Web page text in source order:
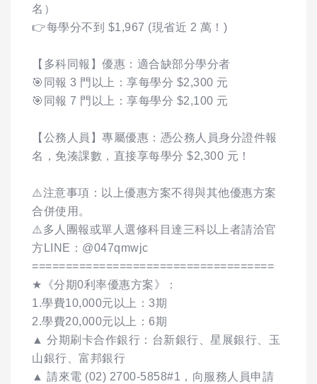
名）
👉每學分不到 $1,967 (現省近 2 萬！)
【多科同報】優惠：適合缺部分學分者
🎯同報 3 門以上：享每學分 $2,300 元
🎯同報 7 門以上：享每學分 $2,100 元
【公務人員】專屬優惠：憑公務人員身分證件報
名，免湊課數，直接享每學分 $2,300 元！
⚠️注意事項：以上優惠方案不得與其他優惠方案
合併使用。
⚠️多人團報或單人選修科目達三科以上者請洽官
方LINE：@047qmwjc
====================================
★《分期0利率優惠方案》：
1.學費10,000元以上：3期
2.學費20,000元以上：6期
▲ 分期刷卡合作銀行：台新銀行、星展銀行、玉
山銀行、富邦銀行
▲ 請來電 (02) 2700-5858#1，向服務人員申請